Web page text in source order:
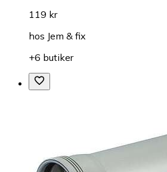
119 kr
hos Jem & fix
+6 butiker